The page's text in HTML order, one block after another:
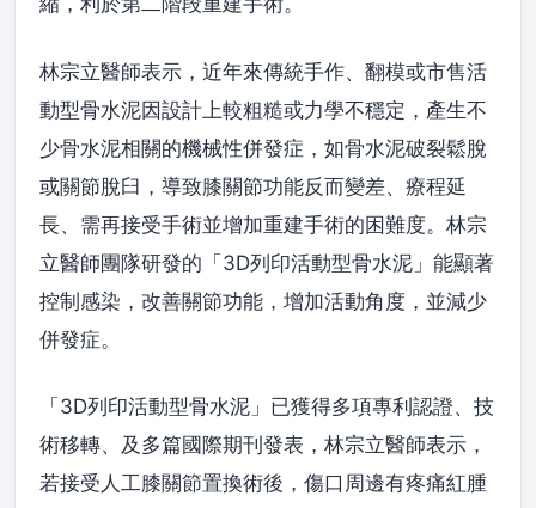
林宗立醫師表示，近年來傳統手作、翻模或市售活
動型骨水泥因設計上較粗糙或力學不穩定，產生不
少骨水泥相關的機械性併發症，如骨水泥破裂鬆脫
或關節脫臼，導致膝關節功能反而變差、療程延
長、需再接受手術並增加重建手術的困難度。林宗
立醫師團隊研發的「3D列印活動型骨水泥」能顯著
控制感染，改善關節功能，增加活動角度，並減少
併發症。
「3D列印活動型骨水泥」已獲得多項專利認證、技
術移轉、及多篇國際期刊發表，林宗立醫師表示，
若接受人工膝關節置換術後，傷口周邊有疼痛紅腫